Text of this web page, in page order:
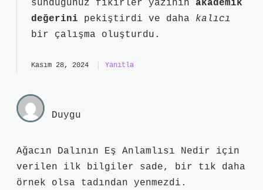
sunduğunuz fikirler yazının akademik
değerini pekiştirdi ve daha kalıcı
bir çalışma oluşturdu.
Kasım 28, 2024 Yanıtla
Duygu
Ağacın Dalının Eş Anlamlısı Nedir için
verilen ilk bilgiler sade, bir tık daha
örnek olsa tadından yenmezdi.